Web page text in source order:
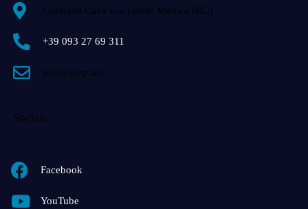
Contrada Cava Gucciardo Modica (RG)
+39 093 27 69 311
info@giap.net
Socials
Facebook
YouTube